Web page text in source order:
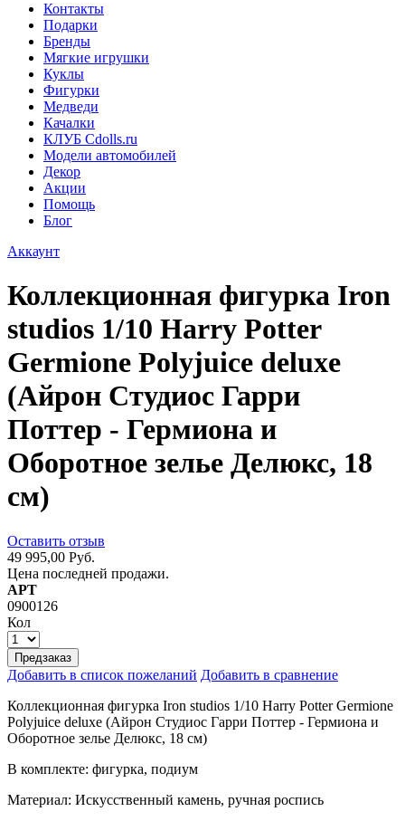
Контакты
Подарки
Бренды
Мягкие игрушки
Куклы
Фигурки
Медведи
Качалки
КЛУБ Cdolls.ru
Модели автомобилей
Декор
Акции
Помощь
Блог
Аккаунт
Коллекционная фигурка Iron
studios 1/10 Harry Potter
Germione Polyjuice deluxe
(Айрон Студиос Гарри
Поттер - Гермиона и
Оборотное зелье Делюкс, 18
см)
Оставить отзыв
49 995,00 Руб.
Цена последней продажи.
АРТ
0900126
Кол
Предзаказ
Добавить в список пожеланий Добавить в сравнение
Коллекционная фигурка Iron studios 1/10 Harry Potter Germione
Polyjuice deluxe (Айрон Студиос Гарри Поттер - Гермиона и
Оборотное зелье Делюкс, 18 см)
В комплекте: фигурка, подиум
Материал: Искусственный камень, ручная роспись